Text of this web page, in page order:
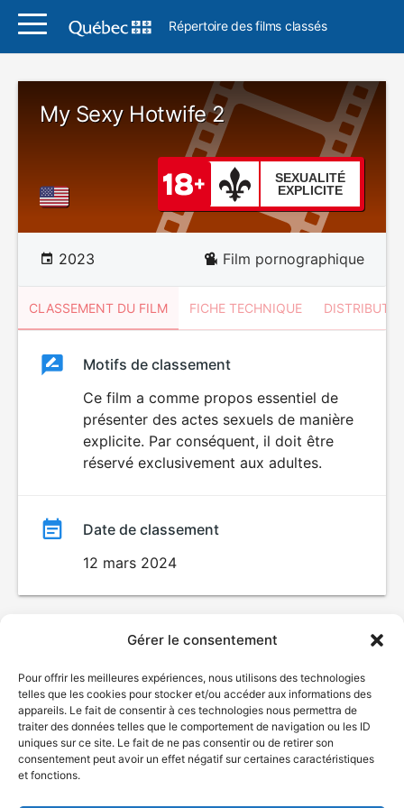
Gérer le consentement
Pour offrir les meilleures expériences, nous utilisons des technologies
telles que les cookies pour stocker et/ou accéder aux informations des
appareils. Le fait de consentir à ces technologies nous permettra de
traiter des données telles que le comportement de navigation ou les ID
uniques sur ce site. Le fait de ne pas consentir ou de retirer son
consentement peut avoir un effet négatif sur certaines caractéristiques
et fonctions.
Répertoire des films classés
My Sexy Hotwife 2
SEXUALITÉ
EXPLICITE
2023 Film pornographique
CLASSEMENT DU FILM FICHE TECHNIQUE
ClassementClassement
SEXUALITÉ
EXPLICITE
Motifs de classement
Ce film a comme propos essentiel de
présenter des actes sexuels de manière
explicite. Par conséquent, il doit être
réservé exclusivement aux adultes.
Date de classement
12 mars 2024